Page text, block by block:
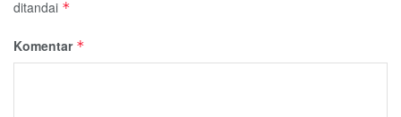
ditandai *
Komentar *